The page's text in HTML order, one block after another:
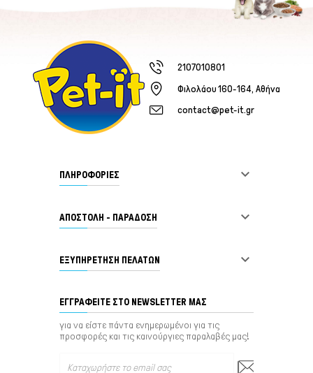
2107010801
Φιλολάου 160-164, Αθήνα
contact@pet-it.gr
ΠΛΗΡΟΦΟΡΙΕΣ 
ΑΠΟΣΤΟΛΗ - ΠΑΡΑΔΟΣΗ 
ΕΞΥΠΗΡΈΤΗΣΗ ΠΕΛΑΤΏΝ 
ΕΓΓΡΑΦΕΊΤΕ ΣΤΟ NEWSLETTER ΜΑΣ
για να είστε πάντα ενημερωμένοι για τις
προσφορές και τις καινούργιες παραλαβές μας!